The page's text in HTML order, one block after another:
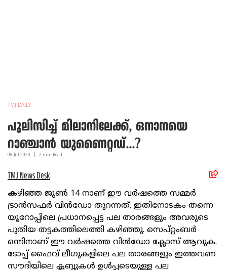
TMJ DAILY
പുലിസിച്ച് മിലാനിലേക്ക്, ഒനാനയെ
റാഞ്ചാൻ യുണൈറ്റഡ്...?
08 Jul 2023 2 min Read
TMJ News Desk
കഴിഞ്ഞ ജൂൺ 14 നാണ് ഈ വർഷത്തെ സമ്മർ
ട്രാൻസഫർ വിൻഡോ തുറന്നത്. ഇതിനോടകം തന്നെ
യൂറോപ്പിലെ പ്രധാനപ്പെട്ട പല താരങ്ങളും അവരുടെ
പുതിയ തട്ടകത്തിലെത്തി കഴിഞ്ഞു. സെപ്റ്റംബർ
ഒന്നിനാണ് ഈ വർഷത്തെ വിൻഡോ ക്ലോസ് ആവുക.
ടോപ്പ് ഫൈവ് ലീഗുകളിലെ പല താരങ്ങളും ഇത്തവണ
സൗദിയിലെ ക്ലബ്ബുകൾ ഉൾപ്പടെയുള്ള പല